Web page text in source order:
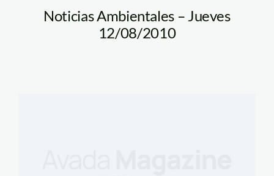
Noticias Ambientales – Jueves
12/08/2010